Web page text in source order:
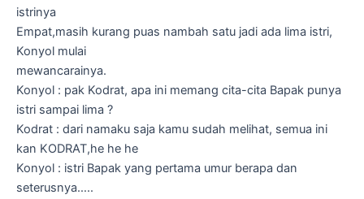
istrinya
Empat,masih kurang puas nambah satu jadi ada lima istri,
Konyol mulai
mewancarainya.
Konyol : pak Kodrat, apa ini memang cita-cita Bapak punya
istri sampai lima ?
Kodrat : dari namaku saja kamu sudah melihat, semua ini
kan KODRAT,he he he
Konyol : istri Bapak yang pertama umur berapa dan
seterusnya…..